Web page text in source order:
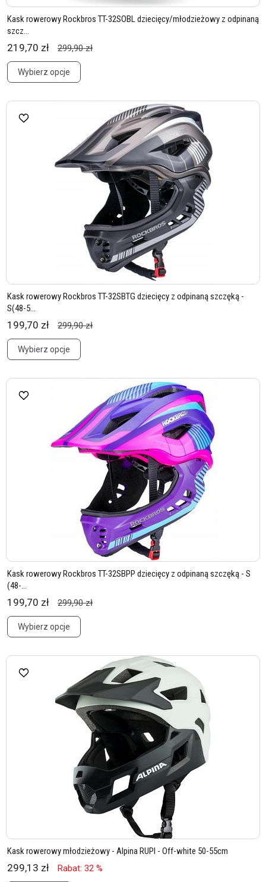
Kask rowerowy Rockbros TT-32SOBL dziecięcy/młodzieżowy z odpinaną
szcz...
219,70 zł 299,90 zł
Wybierz opcje
Kask rowerowy Rockbros TT-32SBTG dziecięcy z odpinaną szczęką -
S(48-5...
199,70 zł 299,90 zł
Wybierz opcje
Kask rowerowy Rockbros TT-32SBPP dziecięcy z odpinaną szczęką - S
(48-...
199,70 zł 299,90 zł
Wybierz opcje
Kask rowerowy młodzieżowy - Alpina RUPI - Off-white 50-55cm
299,13 zł Rabat: 32 %